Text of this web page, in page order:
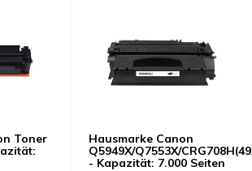
Toner
Hausmarke Canon
Q5949X/Q7553X/
- Kapazität: 7.000 Seiten